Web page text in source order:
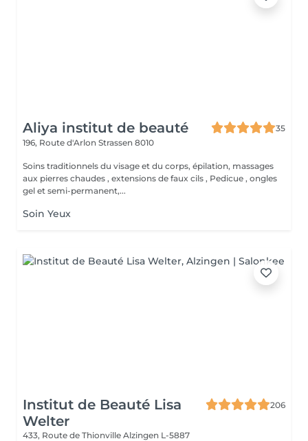
Aliya institut de beauté
35
196, Route d'Arlon Strassen 8010
Soins traditionnels du visage et du corps, épilation, massages
aux pierres chaudes , extensions de faux cils , Pedicue , ongles
gel et semi-permanent,...
Soin Yeux
Institut de Beauté Lisa
Welter
206
433, Route de Thionville Alzingen L-5887